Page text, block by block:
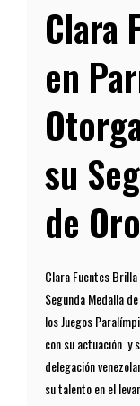
Clara
en
su
de Oro
Clara Fuentes
Segunda Medalla
los Juegos
con su actuación y
delegación
su talento en el